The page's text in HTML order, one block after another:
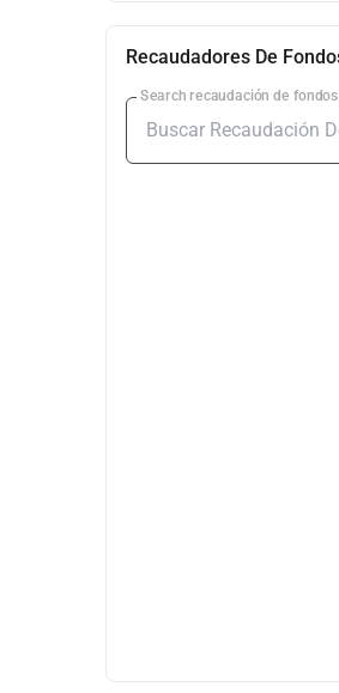
Recaudadores De
Search recaudación de fondos